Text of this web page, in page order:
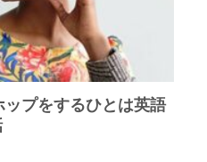
プをするひとは英語